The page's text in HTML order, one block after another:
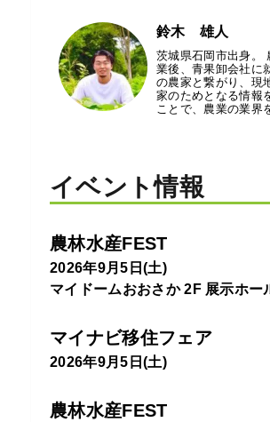
鈴木 雄人
茨城県石岡市出身。
業後、青果卸会社に
の農家と繋がり、現
家のためとなる情報
ことで、農業の業界
イベント情報
農林水産FEST
2026年9月5日(土)
マイドームおおさか 2F 展示ホー
マイナビ移住フェア
2026年9月5日(土)
農林水産FEST